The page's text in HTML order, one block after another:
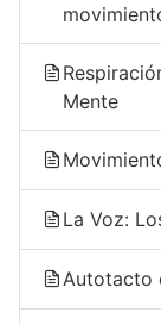
Mente
La Voz:
Autotacto